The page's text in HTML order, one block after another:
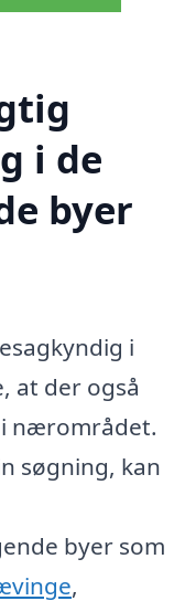
i de
byer
i
at der også
nærområdet.
søgning, kan
byer som
,